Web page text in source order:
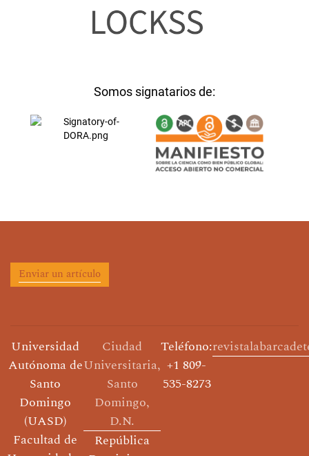
Somos signatarios de:
Enviar un artículo
Universidad
Autónoma de
Santo
Domingo
(UASD)
Facultad de
Ciudad
Universitaria,
Santo
Domingo,
D.N.
República
Teléfono:
+1 809-
535-8273